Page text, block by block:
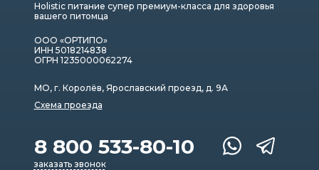
заказать звонок
Holistic питание супер премиум-класса для здоровья
вашего питомца
ООО «ОРТИПО»
ИНН 5018214838
ОГРН 1235000062274
МО, г. Королёв, Ярославский проезд, д. 9А
Схема проезда
8 800 533-80-10